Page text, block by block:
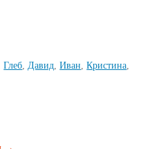
Глеб,Давид,Иван,Кристина,